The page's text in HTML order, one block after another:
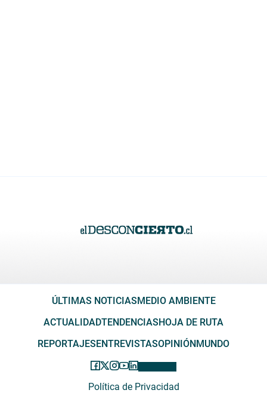
ÚLTIMAS NOTICIAS MEDIO AMBIENTE
ACTUALIDADTENDENCIAS HOJA DE RUTA
REPORTAJES ENTREVISTASOPINIÓN MUNDO
Política de Privacidad